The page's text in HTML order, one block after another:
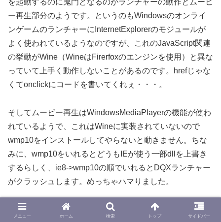
を起動するのに鬼門となるのがランチャーの動作とムービ
ー再生部分のようです。というのもWindowsのオンライ
ンゲームのランチャーにInternetExplorerのモジュールが
よく使われているようなのですが、これのJavaScript関連
の挙動がWine（WineはFirerfoxのエンジンを使用）と異な
っていて上手く動作しないことがあるのです。hrefじゃな
くてonclickにコードを書いてくれぇ・・・。
そしてムービー再生はWindowsMediaPlayerの機能が使わ
れているようで、これはWineに実装されていないので
wmp10をインストールしてやらないと動きません。ちな
みに、wmp10をいれるとどうもIEが使う一部dllを上書き
するらしく、ie8->wmp10の順でいれるとDQXランチャー
がクラッシュします。めっちゃハマりました。
などと色々と苦労しましたが、想像以上にゲームがサクサ
メニュー ホーム 検索 トップ サイドバー